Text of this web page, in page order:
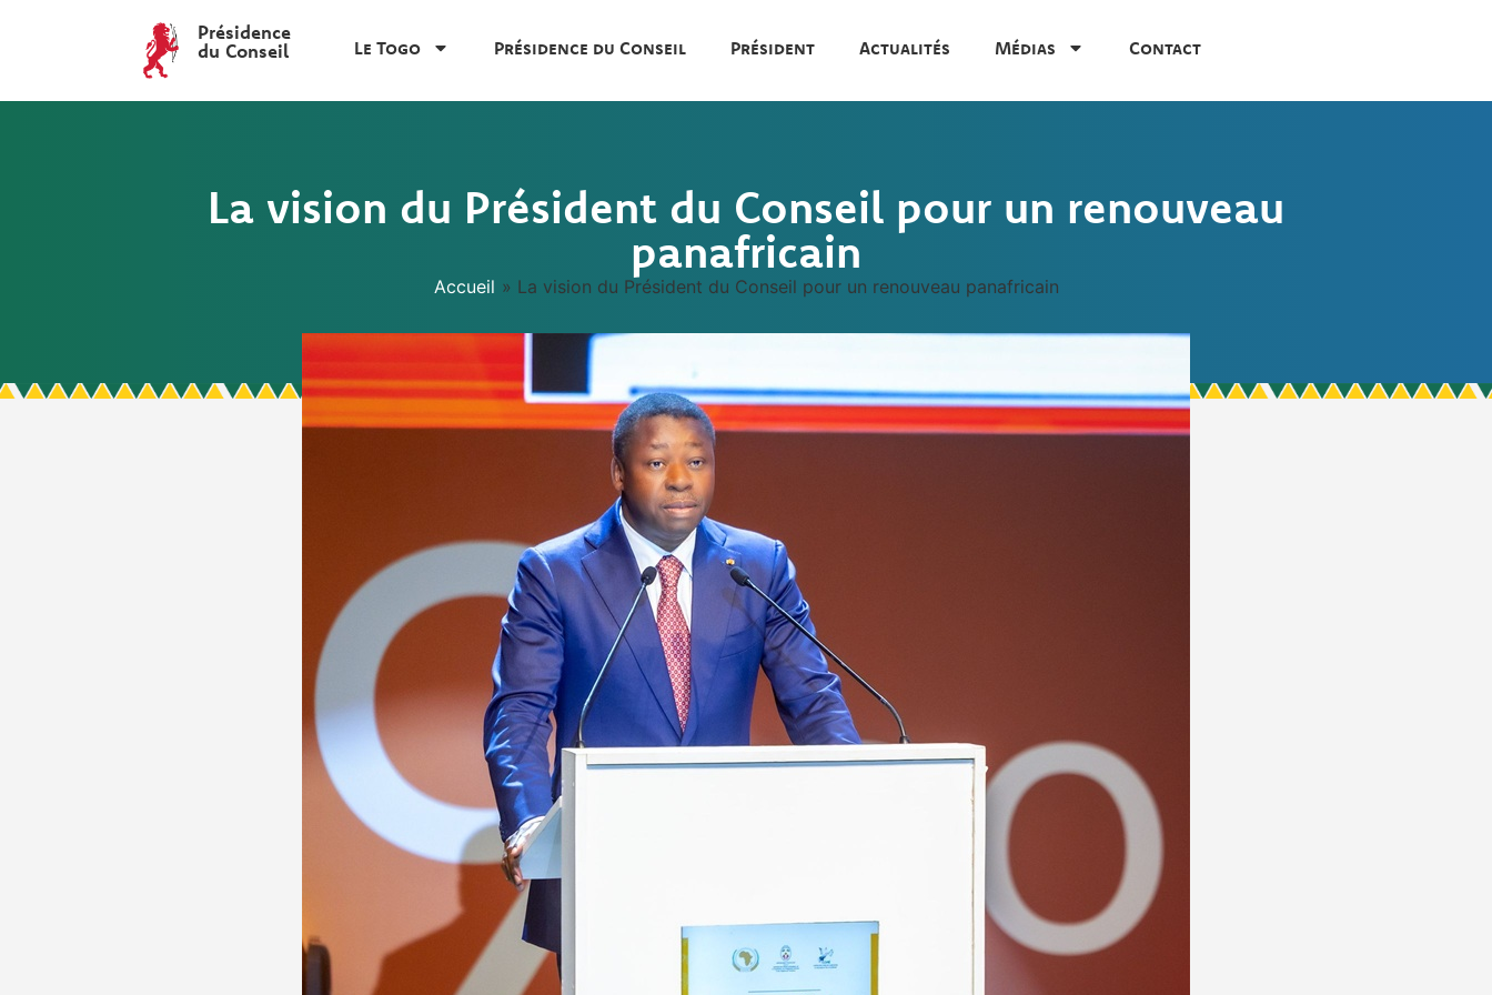
Présidence
du Conseil
Le Togo Présidence du Conseil Président Actualités Médias Contact
La vision du Président du Conseil pour un renouveau
panafricain
Accueil » La vision du Président du Conseil pour un renouveau panafricain